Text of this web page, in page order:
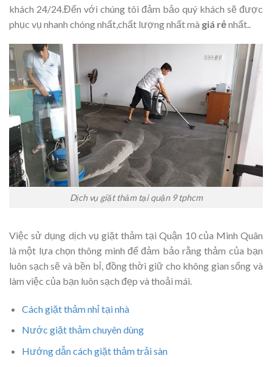
khách 24/24.Đến với chúng tôi đảm bảo quý khách sẽ được
phục vụ nhanh chóng nhất,chất lượng nhất mà giá rẻnhất.
Dịch vụ giặt thảm tại quận 9 tphcm
Việc sử dụng dịch vụ giặt thảm tại Quận 10 của Minh Quân
là một lựa chọn thông minh để đảm bảo rằng thảm của bạn
luôn sạch sẽ và bền bỉ, đồng thời giữ cho không gian sống và
làm việc của bạn luôn sạch đẹp và thoải mái.
Cách giặt thảm nhỉ tại nhà
Nước giặt thảm chuyên dùng
Hướng dẫn cách giặt thảm trải sàn